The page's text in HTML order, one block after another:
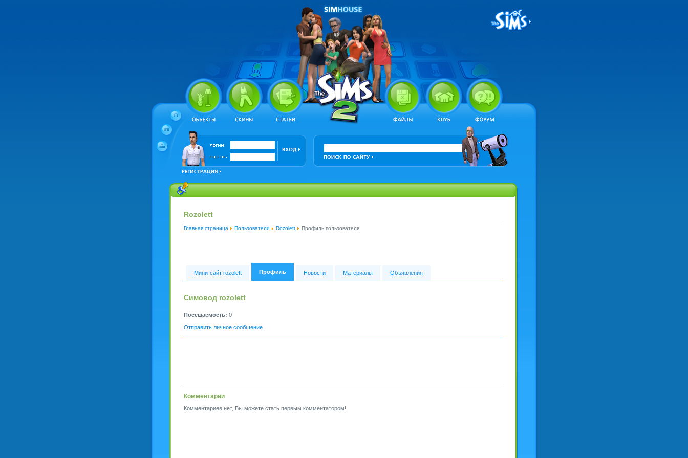
Rozolett
Главная страница Пользователи Rozolett Профиль пользователя
Мини-сайт rozolett Профиль Новости Материалы Объявления
Симовод rozolett
Посещаемость: 0
Отправить личное сообщение
Комментарии
Комментариев нет, Вы можете стать первым комментатором!